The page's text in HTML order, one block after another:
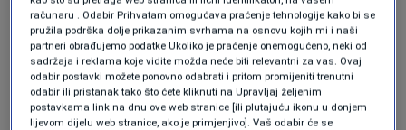
Oglas
računaru . Odabir Prihvatam omogućava praćenje tehnologije kako bi se
pružila podrška dolje prikazanim svrhama na osnovu kojih mi i naši
partneri obrađujemo podatke Ukoliko je praćenje onemogućeno, neki od
sadržaja i reklama koje vidite možda neće biti relevantni za vas. Ovaj
odabir postavki možete ponovno odabrati i pritom promijeniti trenutni
odabir ili pristanak tako što ćete kliknuti na Upravljaj željenim
postavkama link na dnu ove web stranice [ili plutajuću ikonu u donjem
lijevom dijelu web stranice, ako je primjenjivo]. Vaš odabir će se